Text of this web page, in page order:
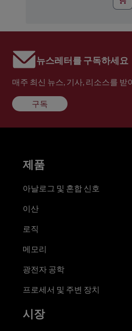
뉴스레터를 구독하세요
매주 최신 뉴스, 기사, 리소스를 받
구독
제품
아날로그 및 혼합 신호
이산
로직
메모리
광전자 공학
프로세서 및 주변 장치
시장